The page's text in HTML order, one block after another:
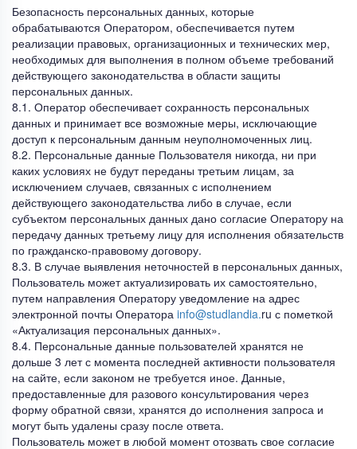
Безопасность персональных данных, которые
обрабатываются Оператором, обеспечивается путем
реализации правовых, организационных и технических мер,
необходимых для выполнения в полном объеме требований
действующего законодательства в области защиты
персональных данных.
8.1. Оператор обеспечивает сохранность персональных
данных и принимает все возможные меры, исключающие
доступ к персональным данным неуполномоченных лиц.
8.2. Персональные данные Пользователя никогда, ни при
каких условиях не будут переданы третьим лицам, за
исключением случаев, связанных с исполнением
действующего законодательства либо в случае, если
субъектом персональных данных дано согласие Оператору на
передачу данных третьему лицу для исполнения обязательств
по гражданско-правовому договору.
8.3. В случае выявления неточностей в персональных данных,
Пользователь может актуализировать их самостоятельно,
путем направления Оператору уведомление на адрес
электронной почты Оператора info@studlandia.ru с пометкой
«Актуализация персональных данных».
8.4. Персональные данные пользователей хранятся не
дольше 3 лет с момента последней активности пользователя
на сайте, если законом не требуется иное. Данные,
предоставленные для разового консультирования через
форму обратной связи, хранятся до исполнения запроса и
могут быть удалены сразу после ответа.
Пользователь может в любой момент отозвать свое согласие